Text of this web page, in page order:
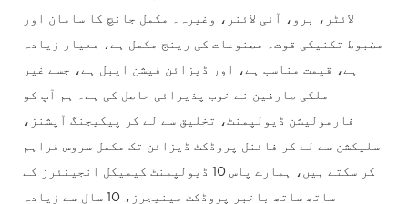
لائٹر، برو، آئی لائنر، وغیرہ۔ مکمل جانچ کا سامان اور
مضبوط تکنیکی قوت۔ مصنوعات کی رینج مکمل ہے، معیار زیادہ
ہے، قیمت مناسب ہے، اور ڈیزائن فیشن ایبل ہے، جسے غیر
ملکی صارفین نے خوب پذیرائی حاصل کی ہے۔ ہم آپ کو
فارمولیشن ڈیولپمنٹ، تخلیق سے لے کر پیکیجنگ آپشنز،
سلیکشن سے لے کر فائنل پروڈکٹ ڈیزائن تک مکمل سروس فراہم
کر سکتے ہیں، ہمارے پاس 10 ڈیولپمنٹ کیمیکل انجینئرز کے
ساتھ ساتھ باخبر پروڈکٹ مینیجرز، 10 سال سے زیادہ